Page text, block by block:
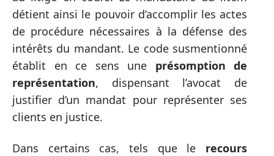
détient ainsi le pouvoir d’accomplir les actes
de procédure nécessaires à la défense des
intérêts du mandant. Le code susmentionné
établit en ce sens une présomption de
représentation, dispensant l’avocat de
justifier d’un mandat pour représenter ses
clients en justice.
Dans certains cas, tels que le recours